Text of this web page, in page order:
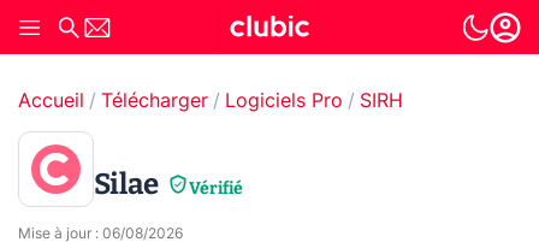
Accueil Télécharger Logiciels Pro SIRH
Silae Vérifié
Mise à jour : 06/08/2026